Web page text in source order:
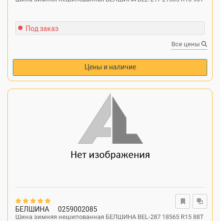
Под заказ
Все цены
Цены и наличие
БЕЛШИНА 0259002085
Шина зимняя нешипованная БЕЛШИНА BEL-287 18565 R15 88T